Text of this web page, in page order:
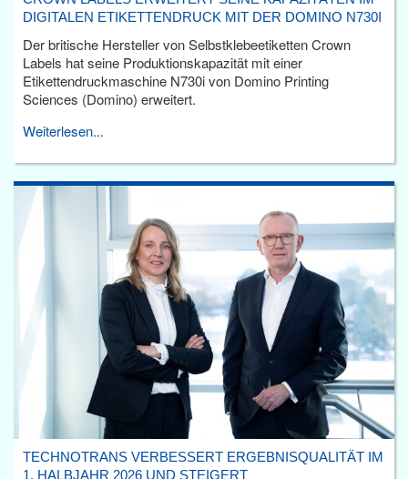
DIGITALEN ETIKETTENDRUCK MIT DER DOMINO N730I
Der britische Hersteller von Selbstklebeetiketten Crown
Labels hat seine Produktionskapazität mit einer
Etikettendruckmaschine N730i von Domino Printing
Sciences (Domino) erweitert.
Weiterlesen...
TECHNOTRANS VERBESSERT ERGEBNISQUALITÄT IM
1. HALBJAHR 2026 UND STEIGERT